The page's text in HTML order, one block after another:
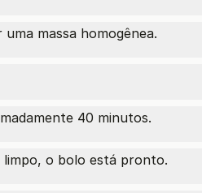
massa homogênea.
40 minutos.
limpo, o bolo está pronto.